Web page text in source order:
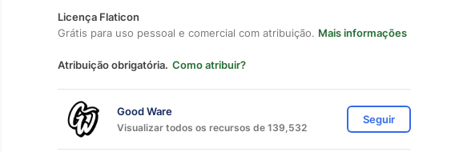
Licença Flaticon
Grátis para uso pessoal e comercial com atribuição. Mais informações
Atribuição obrigatória. Como atribuir?
Good Ware
Visualizar todos os recursos de 139,532
Seguir